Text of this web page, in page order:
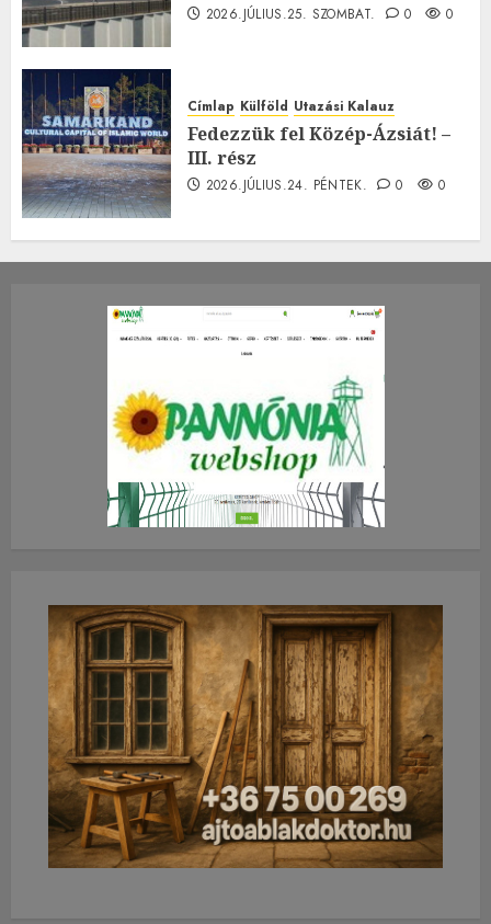
2026.JÚLIUS.25. SZOMBAT. 0 0
Címlap Külföld Utazási Kalauz
Fedezzük fel Közép-Ázsiát! –
III. rész
2026.JÚLIUS.24. PÉNTEK. 0 0